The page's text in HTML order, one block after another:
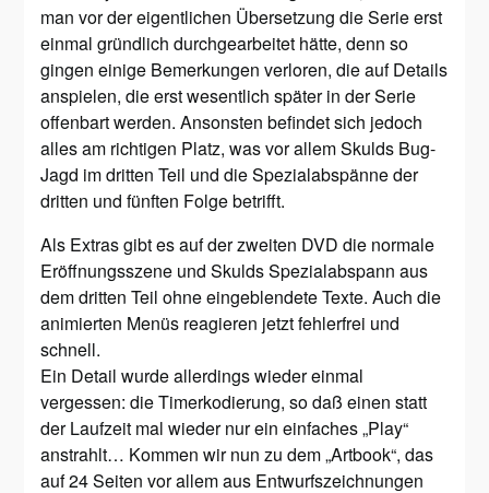
man vor der eigentlichen Übersetzung die Serie erst
einmal gründlich durchgearbeitet hätte, denn so
gingen einige Bemerkungen verloren, die auf Details
anspielen, die erst wesentlich später in der Serie
offenbart werden. Ansonsten befindet sich jedoch
alles am richtigen Platz, was vor allem Skulds Bug-
Jagd im dritten Teil und die Spezialabspänne der
dritten und fünften Folge betrifft.
Als Extras gibt es auf der zweiten DVD die normale
Eröffnungsszene und Skulds Spezialabspann aus
dem dritten Teil ohne eingeblendete Texte. Auch die
animierten Menüs reagieren jetzt fehlerfrei und
schnell.
Ein Detail wurde allerdings wieder einmal
vergessen: die Timerkodierung, so daß einen statt
der Laufzeit mal wieder nur ein einfaches „Play“
anstrahlt… Kommen wir nun zu dem „Artbook“, das
auf 24 Seiten vor allem aus Entwurfszeichnungen